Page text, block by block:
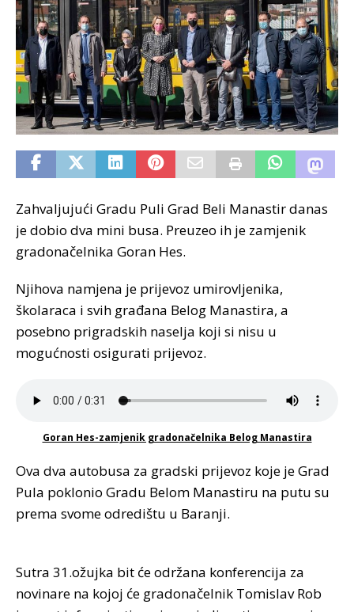
Zahvaljujući Gradu Puli Grad Beli Manastir danas
je dobio dva mini busa. Preuzeo ih je zamjenik
gradonačelnika Goran Hes.
Njihova namjena je prijevoz umirovljenika,
školaraca i svih građana Belog Manastira, a
posebno prigradskih naselja koji si nisu u
mogućnosti osigurati prijevoz.
Goran Hes-zamjenik gradonačelnika Belog Manastira
Ova dva autobusa za gradski prijevoz koje je Grad
Pula poklonio Gradu Belom Manastiru na putu su
prema svome odredištu u Baranji.
Sutra 31.ožujka bit će održana konferencija za
novinare na kojoj će gradonačelnik Tomislav Rob